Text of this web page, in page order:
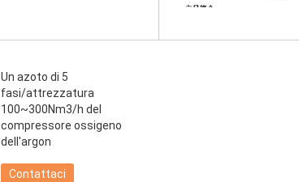
Un azoto di 5
fasi/attrezzatura
100~300Nm3/h del
compressore ossigeno
dell'argon
Contattaci